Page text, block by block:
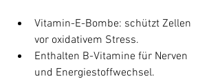
Vitamin-E-Bombe: schützt Zellen
vor oxidativem Stress.
Enthalten B-Vitamine für Nerven
und Energiestoffwechsel.